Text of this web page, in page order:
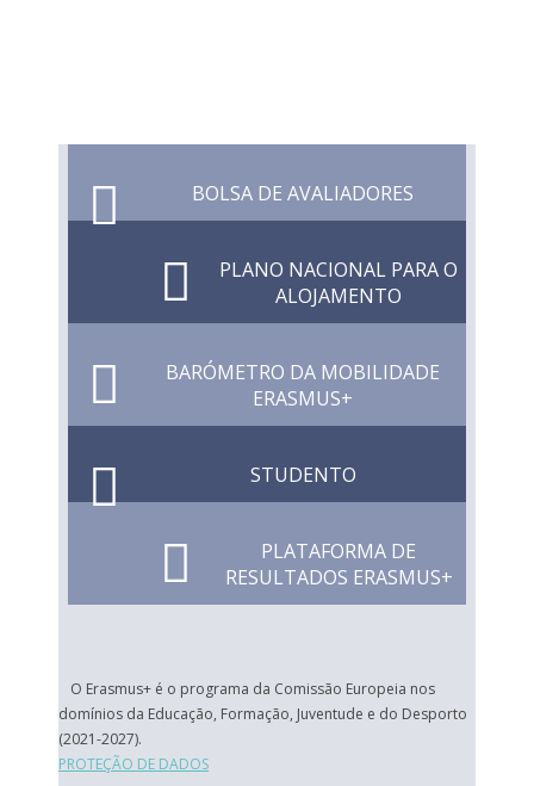
BOLSA DE AVALIADORES
PLANO NACIONAL PARA O
ALOJAMENTO
BARÓMETRO DA MOBILIDADE
ERASMUS+
STUDENTO
PLATAFORMA DE
RESULTADOS ERASMUS+
O Erasmus+ é o programa da Comissão Europeia nos
domínios da Educação, Formação, Juventude e do Desporto
(2021-2027).
PROTEÇÃO DE DADOS